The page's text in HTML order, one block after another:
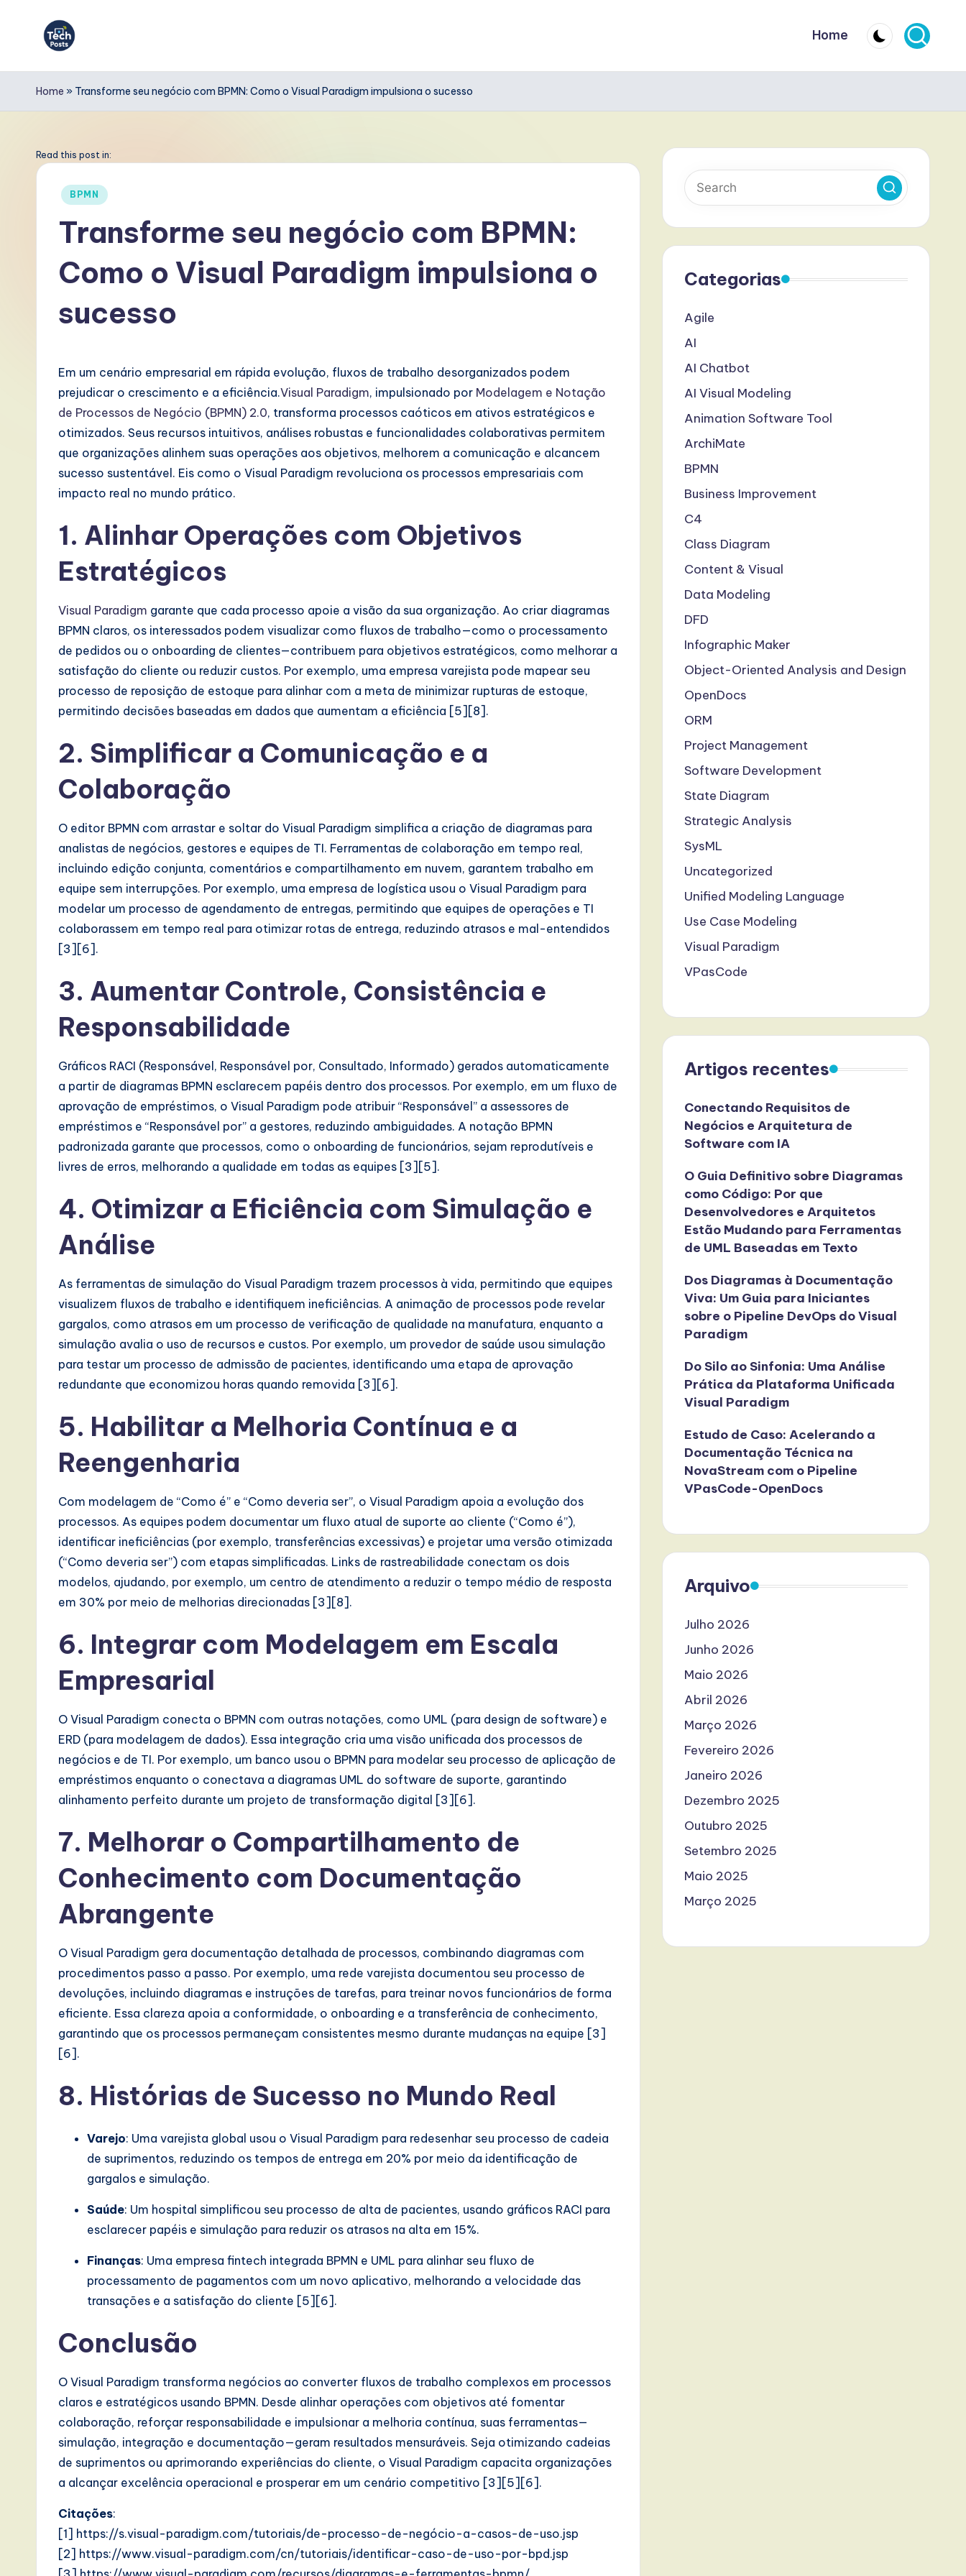
T
e
h
rt
A
w
Home
Home » Transforme seu negócio com BPMN: Como o Visual Paradigm impulsiona o sucesso
Read this post in:
Posted
BPMN
Transforme seu negócio com BPMN:
Como o Visual Paradigm impulsiona o
sucesso
Em um cenário empresarial em rápida evolução, fluxos de trabalho desorganizados podem
prejudicar o crescimento e a eficiência.Visual Paradigm, impulsionado por Modelagem e Notação
de Processos de Negócio (BPMN) 2.0, transforma processos caóticos em ativos estratégicos e
otimizados. Seus recursos intuitivos, análises robustas e funcionalidades colaborativas permitem
que organizações alinhem suas operações aos objetivos, melhorem a comunicação e alcancem
sucesso sustentável. Eis como o Visual Paradigm revoluciona os processos empresariais com
impacto real no mundo prático.
1. Alinhar Operações com Objetivos
Estratégicos
Visual Paradigm garante que cada processo apoie a visão da sua organização. Ao criar diagramas
BPMN claros, os interessados podem visualizar como fluxos de trabalho—como o processamento
de pedidos ou o onboarding de clientes—contribuem para objetivos estratégicos, como melhorar a
satisfação do cliente ou reduzir custos. Por exemplo, uma empresa varejista pode mapear seu
processo de reposição de estoque para alinhar com a meta de minimizar rupturas de estoque,
permitindo decisões baseadas em dados que aumentam a eficiência [5][8].
2. Simplificar a Comunicação e a
Colaboração
O editor BPMN com arrastar e soltar do Visual Paradigm simplifica a criação de diagramas para
analistas de negócios, gestores e equipes de TI. Ferramentas de colaboração em tempo real,
incluindo edição conjunta, comentários e compartilhamento em nuvem, garantem trabalho em
equipe sem interrupções. Por exemplo, uma empresa de logística usou o Visual Paradigm para
modelar um processo de agendamento de entregas, permitindo que equipes de operações e TI
colaborassem em tempo real para otimizar rotas de entrega, reduzindo atrasos e mal-entendidos
[3][6].
3. Aumentar Controle, Consistência e
Responsabilidade
Gráficos RACI (Responsável, Responsável por, Consultado, Informado) gerados automaticamente
a partir de diagramas BPMN esclarecem papéis dentro dos processos. Por exemplo, em um fluxo de
aprovação de empréstimos, o Visual Paradigm pode atribuir “Responsável” a assessores de
empréstimos e “Responsável por” a gestores, reduzindo ambiguidades. A notação BPMN
padronizada garante que processos, como o onboarding de funcionários, sejam reprodutíveis e
livres de erros, melhorando a qualidade em todas as equipes [3][5].
4. Otimizar a Eficiência com Simulação e
Análise
As ferramentas de simulação do Visual Paradigm trazem processos à vida, permitindo que equipes
visualizem fluxos de trabalho e identifiquem ineficiências. A animação de processos pode revelar
gargalos, como atrasos em um processo de verificação de qualidade na manufatura, enquanto a
simulação avalia o uso de recursos e custos. Por exemplo, um provedor de saúde usou simulação
para testar um processo de admissão de pacientes, identificando uma etapa de aprovação
redundante que economizou horas quando removida [3][6].
5. Habilitar a Melhoria Contínua e a
Reengenharia
Com modelagem de “Como é” e “Como deveria ser”, o Visual Paradigm apoia a evolução dos
processos. As equipes podem documentar um fluxo atual de suporte ao cliente (“Como é”),
identificar ineficiências (por exemplo, transferências excessivas) e projetar uma versão otimizada
(“Como deveria ser”) com etapas simplificadas. Links de rastreabilidade conectam os dois
modelos, ajudando, por exemplo, um centro de atendimento a reduzir o tempo médio de resposta
em 30% por meio de melhorias direcionadas [3][8].
6. Integrar com Modelagem em Escala
Empresarial
O Visual Paradigm conecta o BPMN com outras notações, como UML (para design de software) e
ERD (para modelagem de dados). Essa integração cria uma visão unificada dos processos de
negócios e de TI. Por exemplo, um banco usou o BPMN para modelar seu processo de aplicação de
empréstimos enquanto o conectava a diagramas UML do software de suporte, garantindo
alinhamento perfeito durante um projeto de transformação digital [3][6].
7. Melhorar o Compartilhamento de
Conhecimento com Documentação
Abrangente
O Visual Paradigm gera documentação detalhada de processos, combinando diagramas com
procedimentos passo a passo. Por exemplo, uma rede varejista documentou seu processo de
devoluções, incluindo diagramas e instruções de tarefas, para treinar novos funcionários de forma
eficiente. Essa clareza apoia a conformidade, o onboarding e a transferência de conhecimento,
garantindo que os processos permaneçam consistentes mesmo durante mudanças na equipe [3]
[6].
8. Histórias de Sucesso no Mundo Real
Varejo: Uma varejista global usou o Visual Paradigm para redesenhar seu processo de cadeia
de suprimentos, reduzindo os tempos de entrega em 20% por meio da identificação de
gargalos e simulação.
Saúde: Um hospital simplificou seu processo de alta de pacientes, usando gráficos RACI para
esclarecer papéis e simulação para reduzir os atrasos na alta em 15%.
Finanças: Uma empresa fintech integrada BPMN e UML para alinhar seu fluxo de
processamento de pagamentos com um novo aplicativo, melhorando a velocidade das
transações e a satisfação do cliente [5][6].
Conclusão
O Visual Paradigm transforma negócios ao converter fluxos de trabalho complexos em processos
claros e estratégicos usando BPMN. Desde alinhar operações com objetivos até fomentar
colaboração, reforçar responsabilidade e impulsionar a melhoria contínua, suas ferramentas—
simulação, integração e documentação—geram resultados mensuráveis. Seja otimizando cadeias
de suprimentos ou aprimorando experiências do cliente, o Visual Paradigm capacita organizações
a alcançar excelência operacional e prosperar em um cenário competitivo [3][5][6].
Citações:
[1] https://s.visual-paradigm.com/tutoriais/de-processo-de-negócio-a-casos-de-uso.jsp
[2] https://www.visual-paradigm.com/cn/tutoriais/identificar-caso-de-uso-por-bpd.jsp
Categorias
Agile
AI
AI Chatbot
AI Visual Modeling
Animation Software Tool
ArchiMate
BPMN
Business Improvement
C4
Class Diagram
Content & Visual
Data Modeling
DFD
Infographic Maker
Object-Oriented Analysis and Design
OpenDocs
ORM
Project Management
Software Development
State Diagram
Strategic Analysis
SysML
Uncategorized
Unified Modeling Language
Use Case Modeling
Visual Paradigm
VPasCode
Artigos recentes
Conectando Requisitos de
Negócios e Arquitetura de
Software com IA
O Guia Definitivo sobre Diagramas
como Código: Por que
Desenvolvedores e Arquitetos
Estão Mudando para Ferramentas
de UML Baseadas em Texto
Dos Diagramas à Documentação
Viva: Um Guia para Iniciantes
sobre o Pipeline DevOps do Visual
Paradigm
Do Silo ao Sinfonia: Uma Análise
Prática da Plataforma Unificada
Visual Paradigm
Estudo de Caso: Acelerando a
Documentação Técnica na
NovaStream com o Pipeline
VPasCode-OpenDocs
Arquivo
Julho 2026
Junho 2026
Maio 2026
Abril 2026
Março 2026
Fevereiro 2026
Janeiro 2026
Dezembro 2025
Outubro 2025
Setembro 2025
Maio 2025
Março 2025